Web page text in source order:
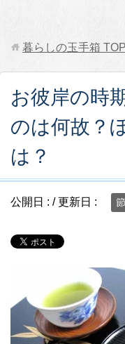
暮らしの玉手箱 TOP
お彼岸の時
のは何故？
は？
公開日 : / 更新日 :